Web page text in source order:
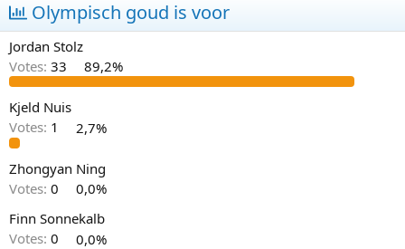
p
i
c
s
t
a
r
t
a
r
a
t
m
Olympisch goud is voor
Jordan Stolz
Votes: 33 89,2%
Kjeld Nuis
Votes: 1 2,7%
Zhongyan Ning
Votes: 0
0,0%
Finn Sonnekalb
Votes: 0
0,0%